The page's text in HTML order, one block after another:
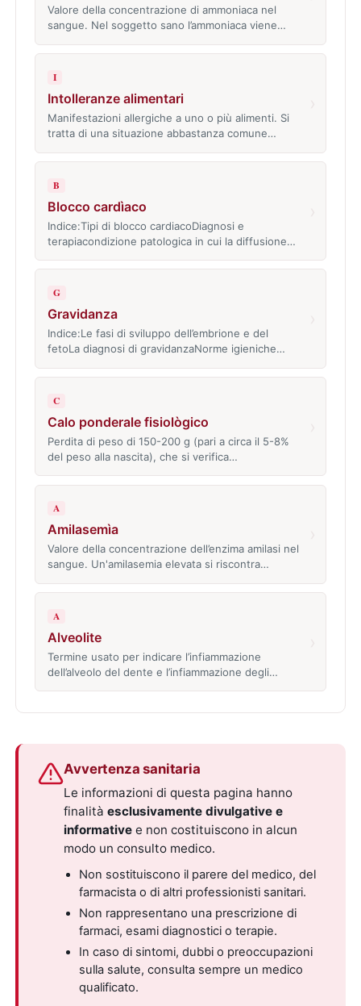
Valore della concentrazione di ammoniaca nel
sangue. Nel soggetto sano l’ammoniaca viene…
I
Intolleranze alimentari
Manifestazioni allergiche a uno o più alimenti. Si
tratta di una situazione abbastanza comune…
B
Blocco cardìaco
Indice:Tipi di blocco cardiacoDiagnosi e
terapiacondizione patologica in cui la diffusione…
G
Gravidanza
Indice:Le fasi di sviluppo dell’embrione e del
fetoLa diagnosi di gravidanzaNorme igieniche…
C
Calo ponderale fisiològico
Perdita di peso di 150-200 g (pari a circa il 5-8%
del peso alla nascita), che si verifica…
A
Amilasemìa
Valore della concentrazione dell’enzima amilasi nel
sangue. Un'amilasemia elevata si riscontra…
A
Alveolite
Termine usato per indicare l’infiammazione
dell’alveolo del dente e l’infiammazione degli…
Avvertenza sanitaria
Le informazioni di questa pagina hanno
finalitàesclusivamente divulgative e
informative e non costituiscono in alcun
modo un consulto medico.
Non sostituiscono il parere del medico, del
farmacista o di altri professionisti sanitari.
Non rappresentano una prescrizione di
farmaci, esami diagnostici o terapie.
In caso di sintomi, dubbi o preoccupazioni
sulla salute, consulta sempre un medico
qualificato.